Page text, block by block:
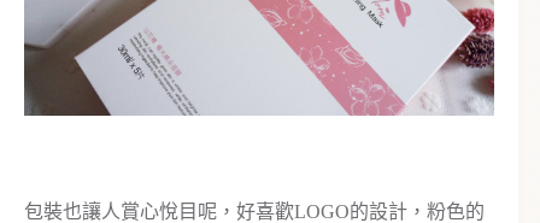
包裝也讓人賞心悅目呢，好喜歡LOGO的設計，粉色的